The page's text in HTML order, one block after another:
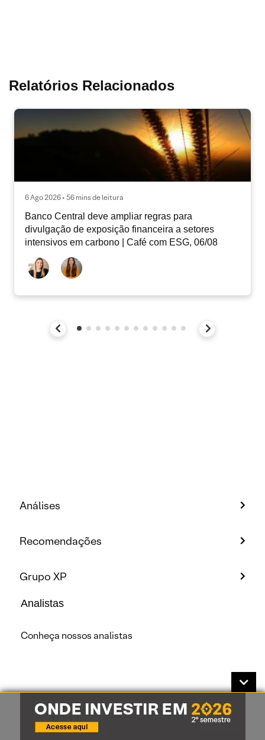
Relatórios Relacionados
6 Ago 2026 • 56 mins de leitura
Banco Central deve ampliar regras para
divulgação de exposição financeira a setores
intensivos em carbono | Café com ESG, 06/08
Análises
Recomendações
Grupo XP
Analistas
Conheça nossos analistas
A XP Investimentos CCTVM S/A, inscrita sob o CNPJ: